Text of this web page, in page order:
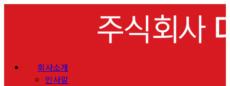
회사소개
인사말